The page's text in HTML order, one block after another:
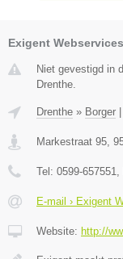
Exigent Webservices
Niet gevestigd in
Drenthe.
Drenthe » Borger
Markestraat 95,
Tel: 0599-657551,
E-mail › Exigent
Website: http://